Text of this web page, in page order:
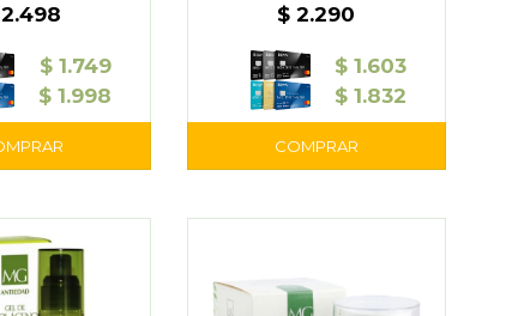
2.498
$ 1.749
$ 1.998
$ 2.290
$ 1.603
$ 1.832